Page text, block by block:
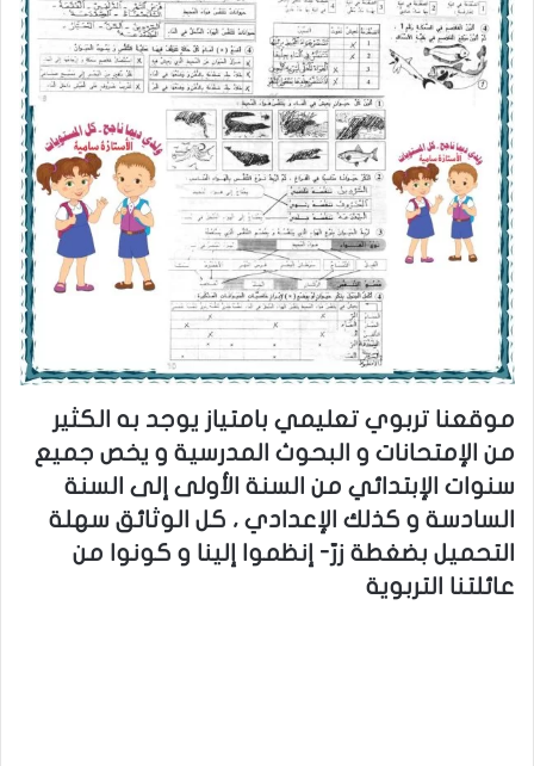
موقعنا تربوي تعليمي بامتياز يوجد به الكثير
من الإمتحانات و البحوث المدرسية و يخص جميع
سنوات الإبتدائي من السنة الأولى إلى السنة
السادسة و كذلك الإعدادي ، كل الوثائق سهلة
التحميل بضغطة زرّ- إنظموا إلينا و كونوا من
عائلتنا التربوية